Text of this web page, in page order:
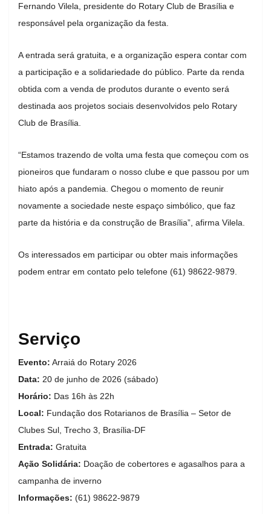
Fernando Vilela, presidente do Rotary Club de Brasília e
responsável pela organização da festa.
A entrada será gratuita, e a organização espera contar com
a participação e a solidariedade do público. Parte da renda
obtida com a venda de produtos durante o evento será
destinada aos projetos sociais desenvolvidos pelo Rotary
Club de Brasília.
“Estamos trazendo de volta uma festa que começou com os
pioneiros que fundaram o nosso clube e que passou por um
hiato após a pandemia. Chegou o momento de reunir
novamente a sociedade neste espaço simbólico, que faz
parte da história e da construção de Brasília”, afirma Vilela.
Os interessados em participar ou obter mais informações
podem entrar em contato pelo telefone (61) 98622-9879.
Serviço
Evento: Arraiá do Rotary 2026
Data: 20 de junho de 2026 (sábado)
Horário: Das 16h às 22h
Local: Fundação dos Rotarianos de Brasília – Setor de
Clubes Sul, Trecho 3, Brasília-DF
Entrada: Gratuita
Ação Solidária: Doação de cobertores e agasalhos para a
campanha de inverno
Informações: (61) 98622-9879